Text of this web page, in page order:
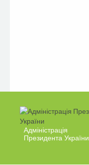
Адміністрація
Президента України